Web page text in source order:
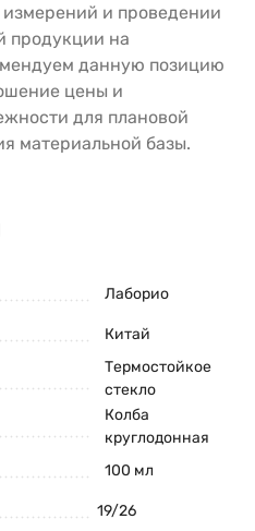
и проведении
продукции на
данную позицию
цены и
для плановой
материальной базы.
Лаборио
Китай
Термостойкое
стекло
Колба
круглодонная
100 мл
19/26